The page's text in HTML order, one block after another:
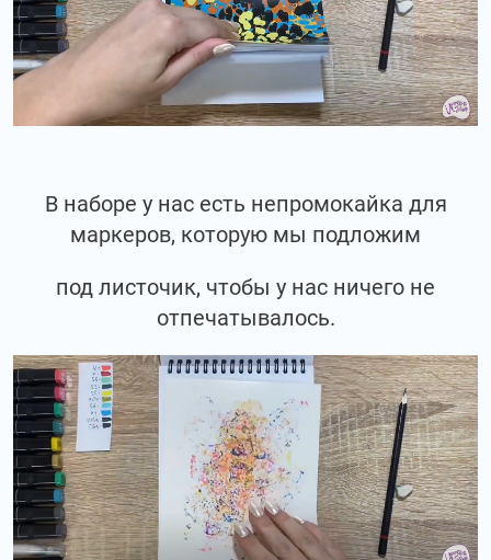
В наборе у нас есть непромокайка для
маркеров, которую мы подложим
под листочик, чтобы у нас ничего не
отпечатывалось.